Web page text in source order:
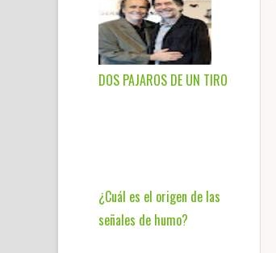
DOS PAJAROS DE UN TIRO
¿Cuál es el origen de las
señales de humo?